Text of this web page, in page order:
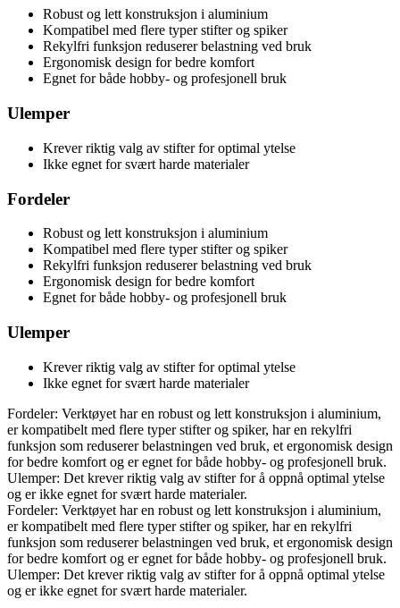
Robust og lett konstruksjon i aluminium
Kompatibel med flere typer stifter og spiker
Rekylfri funksjon reduserer belastning ved bruk
Ergonomisk design for bedre komfort
Egnet for både hobby- og profesjonell bruk
Ulemper
Krever riktig valg av stifter for optimal ytelse
Ikke egnet for svært harde materialer
Fordeler
Robust og lett konstruksjon i aluminium
Kompatibel med flere typer stifter og spiker
Rekylfri funksjon reduserer belastning ved bruk
Ergonomisk design for bedre komfort
Egnet for både hobby- og profesjonell bruk
Ulemper
Krever riktig valg av stifter for optimal ytelse
Ikke egnet for svært harde materialer
Fordeler: Verktøyet har en robust og lett konstruksjon i aluminium,
er kompatibelt med flere typer stifter og spiker, har en rekylfri
funksjon som reduserer belastningen ved bruk, et ergonomisk design
for bedre komfort og er egnet for både hobby- og profesjonell bruk.
Ulemper: Det krever riktig valg av stifter for å oppnå optimal ytelse
og er ikke egnet for svært harde materialer.
Fordeler: Verktøyet har en robust og lett konstruksjon i aluminium,
er kompatibelt med flere typer stifter og spiker, har en rekylfri
funksjon som reduserer belastningen ved bruk, et ergonomisk design
for bedre komfort og er egnet for både hobby- og profesjonell bruk.
Ulemper: Det krever riktig valg av stifter for å oppnå optimal ytelse
og er ikke egnet for svært harde materialer.